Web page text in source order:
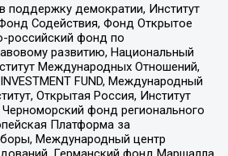
демократии, Институт
Содействия, Фонд Открытое
российский фонд по
развитию, Национальный
Международных Отношений,
INVESTMENT FUND, Международный
Открытая Россия, Институт
фонд регионального
Платформа за
Международный центр